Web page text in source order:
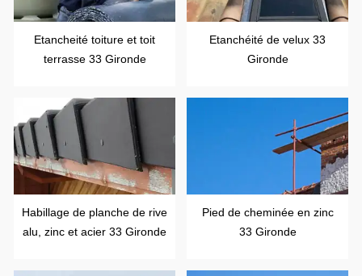
Etancheité toiture et toit
terrasse 33 Gironde
Etanchéité de velux 33
Gironde
Habillage de planche de rive
alu, zinc et acier 33 Gironde
Pied de cheminée en zinc
33 Gironde